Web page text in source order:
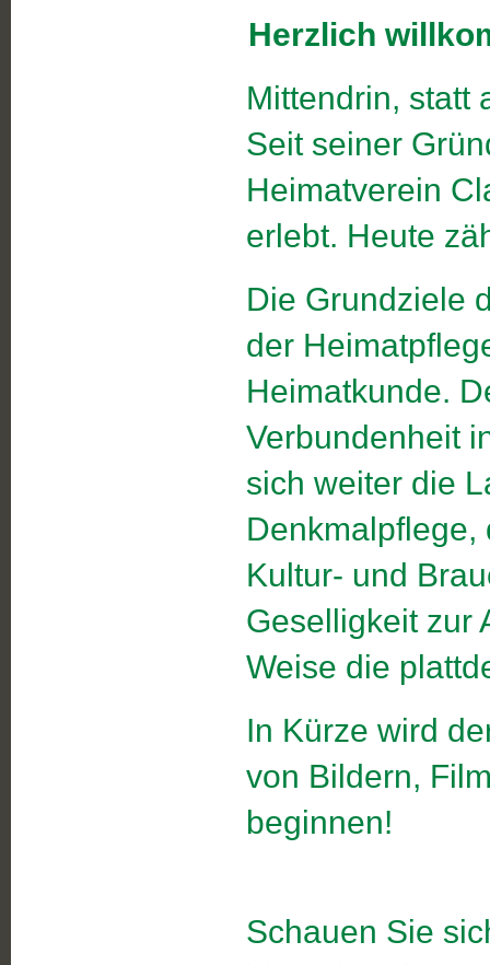
Herzlich
Mittendrin, statt
Seit seiner
Heimatverein
erlebt. Heute
Die Grundziele
der
Heimatkunde.
Verbundenheit
sich weiter die
Denkmalpflege,
Kultur- und
Geselligkeit zur
Weise die
In Kürze wird
von Bildern,
beginnen!
Schauen Sie